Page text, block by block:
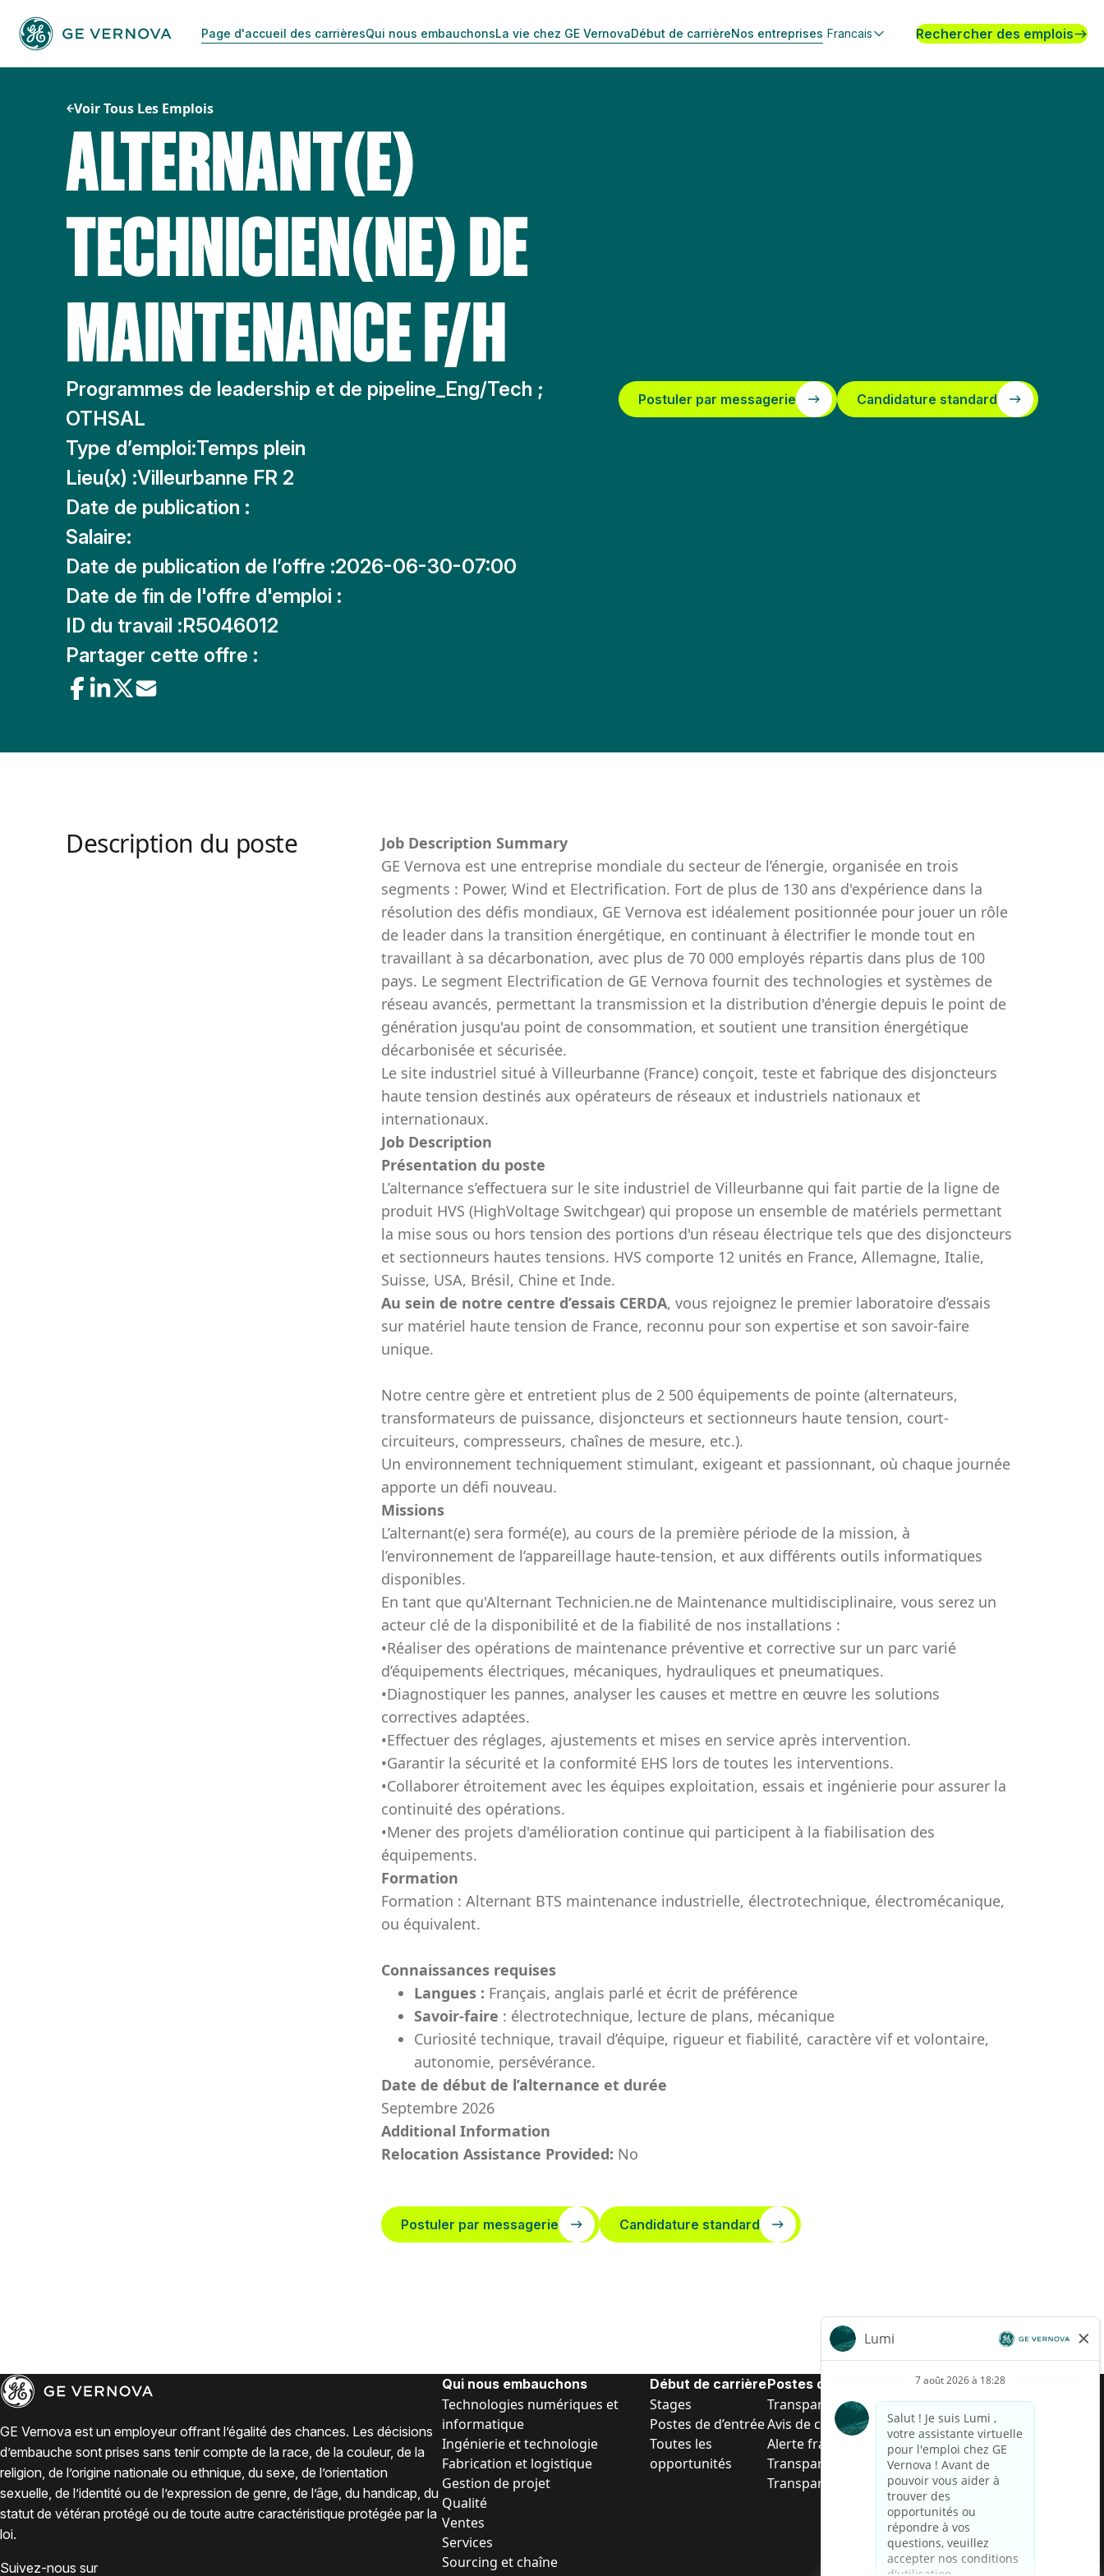
contenu
Page d'accueil des carrièresQui nous embauchonsLa vie chez GE VernovaDébut de carrièreNos entreprises Francais Rechercher des emplois
Voir Tous Les Emplois
ALTERNANT(E)
TECHNICIEN(NE) DE
MAINTENANCE F/H
Programmes de leadership et de pipeline_Eng/Tech ;
OTHSAL
Type d’emploi:Temps plein
Lieu(x) :Villeurbanne FR 2
Date de publication :
Salaire:
Date de publication de l’offre :2026-06-30-07:00
Date de fin de l'offre d'emploi :
ID du travail :R5046012
Partager cette offre :
Postuler par messagerie Candidature standard
Description du poste
Job Description Summary
GE Vernova est une entreprise mondiale du secteur de l’énergie, organisée en trois
segments : Power, Wind et Electrification. Fort de plus de 130 ans d'expérience dans la
résolution des défis mondiaux, GE Vernova est idéalement positionnée pour jouer un rôle
de leader dans la transition énergétique, en continuant à électrifier le monde tout en
travaillant à sa décarbonation, avec plus de 70 000 employés répartis dans plus de 100
pays. Le segment Electrification de GE Vernova fournit des technologies et systèmes de
réseau avancés, permettant la transmission et la distribution d'énergie depuis le point de
génération jusqu'au point de consommation, et soutient une transition énergétique
décarbonisée et sécurisée.
Le site industriel situé à Villeurbanne (France) conçoit, teste et fabrique des disjoncteurs
haute tension destinés aux opérateurs de réseaux et industriels nationaux et
internationaux.
Job Description
Présentation du poste
L’alternance s’effectuera sur le site industriel de Villeurbanne qui fait partie de la ligne de
produit HVS (HighVoltage Switchgear) qui propose un ensemble de matériels permettant
la mise sous ou hors tension des portions d'un réseau électrique tels que des disjoncteurs
et sectionneurs hautes tensions. HVS comporte 12 unités en France, Allemagne, Italie,
Suisse, USA, Brésil, Chine et Inde.
Au sein de notre centre d’essais CERDA, vous rejoignez le premier laboratoire d’essais
sur matériel haute tension de France, reconnu pour son expertise et son savoir-faire
unique.
Notre centre gère et entretient plus de 2 500 équipements de pointe (alternateurs,
transformateurs de puissance, disjoncteurs et sectionneurs haute tension, court-
circuiteurs, compresseurs, chaînes de mesure, etc.).
Un environnement techniquement stimulant, exigeant et passionnant, où chaque journée
apporte un défi nouveau.
Missions
L’alternant(e) sera formé(e), au cours de la première période de la mission, à
l’environnement de l’appareillage haute-tension, et aux différents outils informatiques
disponibles.
En tant que qu'Alternant Technicien.ne de Maintenance multidisciplinaire, vous serez un
acteur clé de la disponibilité et de la fiabilité de nos installations :
•Réaliser des opérations de maintenance préventive et corrective sur un parc varié
d’équipements électriques, mécaniques, hydrauliques et pneumatiques.
•Diagnostiquer les pannes, analyser les causes et mettre en œuvre les solutions
correctives adaptées.
•Effectuer des réglages, ajustements et mises en service après intervention.
•Garantir la sécurité et la conformité EHS lors de toutes les interventions.
•Collaborer étroitement avec les équipes exploitation, essais et ingénierie pour assurer la
continuité des opérations.
•Mener des projets d'amélioration continue qui participent à la fiabilisation des
équipements.
Formation
Formation : Alternant BTS maintenance industrielle, électrotechnique, électromécanique,
ou équivalent.
Connaissances requises
Langues : Français, anglais parlé et écrit de préférence
Savoir-faire : électrotechnique, lecture de plans, mécanique
Curiosité technique, travail d’équipe, rigueur et fiabilité, caractère vif et volontaire,
autonomie, persévérance.
Date de début de l’alternance et durée
Septembre 2026
Additional Information
Relocation Assistance Provided: No
Postuler par messagerie Candidature standard
GE Vernova est un employeur offrant l’égalité des chances. Les décisions
d’embauche sont prises sans tenir compte de la race, de la couleur, de la
religion, de l’origine nationale ou ethnique, du sexe, de l’orientation
sexuelle, de l’identité ou de l’expression de genre, de l’âge, du handicap, du
statut de vétéran protégé ou de toute autre caractéristique protégée par la
loi.
Suivez-nous sur
Qui nous embauchons
Technologies numériques et
informatique
Ingénierie et technologie
Fabrication et logistique
Gestion de projet
Qualité
Ventes
Services
Sourcing et chaîne
Début de carrière
Stages
Postes de d’entrée
Toutes les
opportunités
Postes de d’entrée
Transparence salariale US
Avis de confidentialité de candidat
Alerte fraude
Transparence salariale au Brésil (Relatório de
Transparência Salarial)